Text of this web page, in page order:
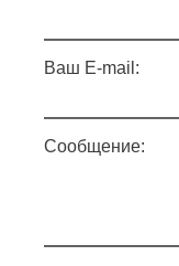
Ваш E-mail:
Сообщение: